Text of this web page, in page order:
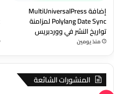
إضافة MultiUniversalPress
Polylang Date Sync لمزامنة
تواريخ النشر في ووردبريس
منذ يومين
المنشورات الشائعة